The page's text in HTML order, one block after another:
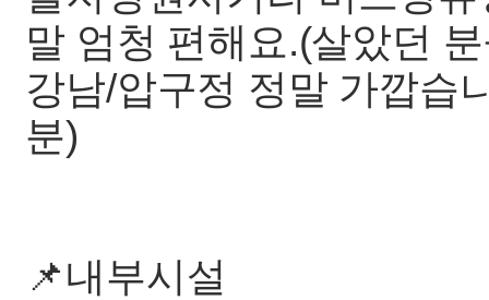
말 엄청 편해요.(살았던
강남/압구정 정말 가깝습
분)
📌내부시설